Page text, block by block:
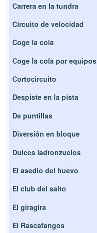
Carrera en la tundra
Circuito de velocidad
Coge la cola
Coge la cola por equipos
Cortocircuito
Despiste en la pista
De puntillas
Diversión en bloque
Dulces ladronzuelos
El asedio del huevo
El club del salto
El giragira
El Rascafangos